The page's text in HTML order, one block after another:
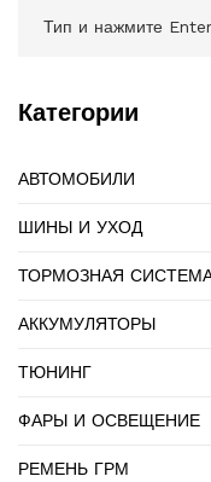
Категории
АВТОМОБИЛИ
ШИНЫ И УХОД
ТОРМОЗНАЯ
АККУМУЛЯТОРЫ
ТЮНИНГ
ФАРЫ И ОСВЕЩЕНИЕ
РЕМЕНЬ ГРМ